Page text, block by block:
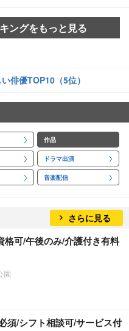
ングをもっと見る
俳優TOP10（5位）
作品
ドラマ出演
音楽配信
さらに見る
格可/午後のみ/介護付き有料
園
須/シフト相談可/サービス付